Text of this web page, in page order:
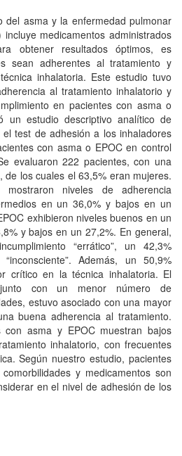
del asma y la enfermedad pulmonar
medicamentos administrados
obtener resultados óptimos, es
sean adherentes al tratamiento y
inhala­toria. Este estudio tuvo
al tratamiento inhalatorio y
en pacientes con asma o
un estudio descriptivo analítico de
test de adhesión a los inhaladores
con asma o EPOC en control
evaluaron 222 pacientes, con una
los cuales el 63,5% eran mujeres.
mos­traron niveles de adherencia
en un 36,0% y bajos en un
exhibieron niveles buenos en un
y bajos en un 27,2%. En general,
“errático”, un 42,3%
Además, un 50,9%
crítico en la técnica inha­latoria. El
con un menor número de
estuvo asociado con una mayor
buena adherencia al tratamiento.
con asma y EPOC muestran bajos
inhalatorio, con frecuentes
Según nuestro estudio, pacientes
y medicamentos son
en el nivel de adhesión de los